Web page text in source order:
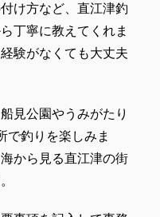
け方など、直江津釣
丁寧に教えてくれま
験がなくても大丈夫
見公園やうみがたり
で釣りを楽しみま
から見る直江津の街